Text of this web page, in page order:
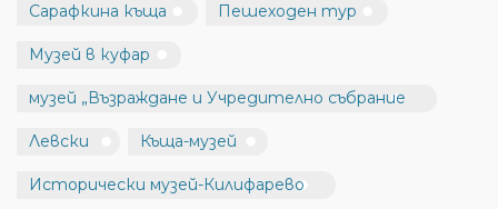
Сарафкина къща Пешеходен тур
Музей в куфар
музей „Възраждане и Учредително събрание
Левски Къща-музей
Исторически музей-Килифарево